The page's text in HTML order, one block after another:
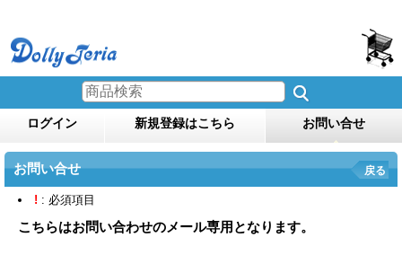
ログイン 新規登録はこちら お問い合せ
お問い合せ 戻る
! : 必須項目
こちらはお問い合わせのメール専用となります。